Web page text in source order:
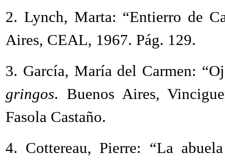
2. Lynch, Marta: “Entierro de
Aires, CEAL, 1967. Pág. 129.
3. García, María del Carmen:
gringos. Buenos Aires,
Fasola Castaño.
4. Cottereau, Pierre: “La